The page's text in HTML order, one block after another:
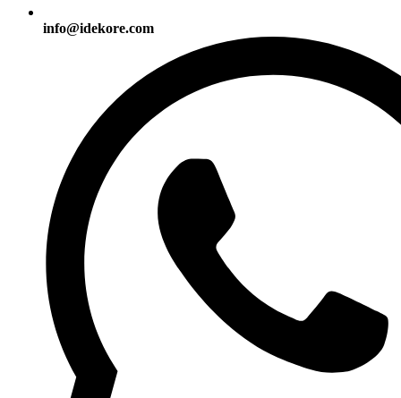
info@idekore.com